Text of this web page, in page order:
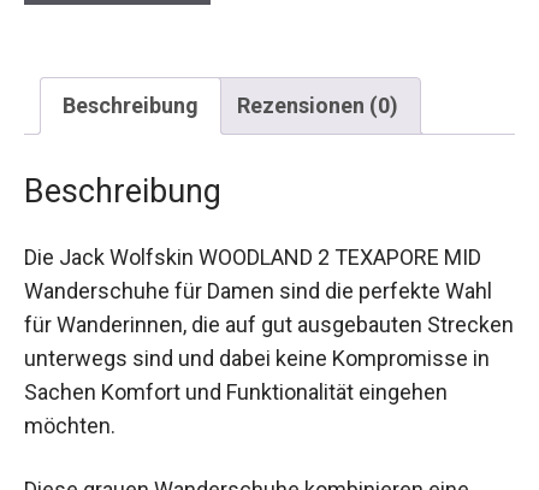
Beschreibung Rezensionen (0)
Beschreibung
Wanderschuhe für Damen sind die perfekte Wahl
für Wanderinnen, die auf gut ausgebauten
Strecken unterwegs sind und dabei keine
Kompromisse in Sachen Komfort und
Funktionalität eingehen möchten.